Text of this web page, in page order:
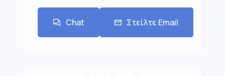
Chat Στείλτε Email